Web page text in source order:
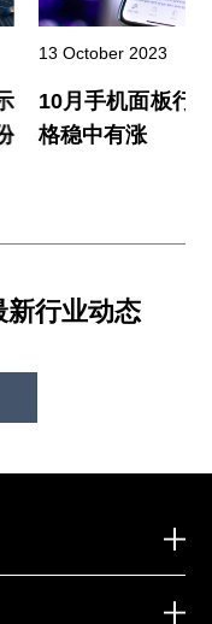
13 October 2023
10月手机面板行
格稳中有涨
新行业动态